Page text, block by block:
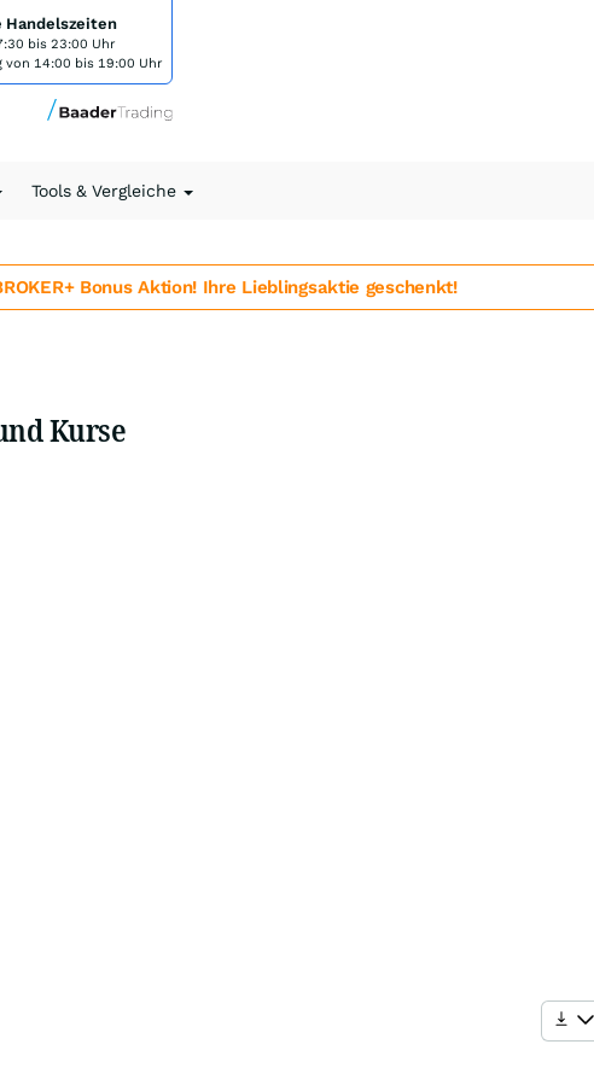
Handelszeiten
bis 23:00 Uhr
von 14:00 bis 19:00 Uhr
Tools & Vergleiche
Bonus Aktion! Ihre Lieblingsaktie geschenkt!
Kurse